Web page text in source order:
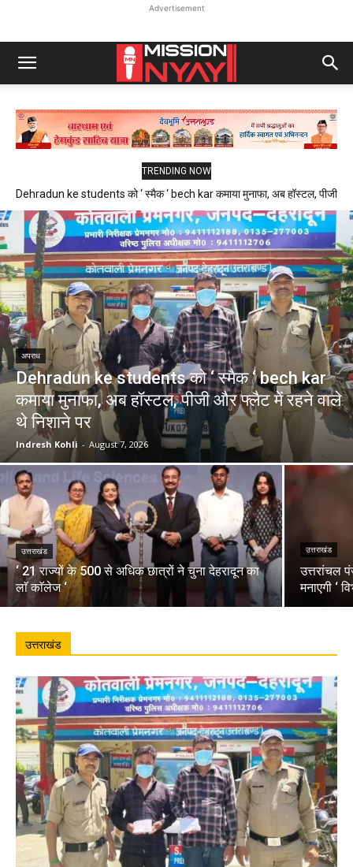
Advertisement
TRENDING NOW
Dehradun ke students को ‘ स्मैक ‘ bech kar कमाया मुनाफा, अब हॉस्टल, पीजी
अपराध
Dehradun ke students को ‘ स्मैक ‘ bech kar
कमाया मुनाफा, अब हॉस्टल, पीजी और फ्लैट में रहने वाले
थे निशाने पर
Indresh Kohli - August 7, 2026
उत्तराखंड
‘ 21 राज्यों के 500 से अधिक छात्रों ने चुना देहरादून का
लाॅ काॅलेज ‘
उत्तराखंड
उत्तरांचल
मनाएगी ‘
उत्तराखंड